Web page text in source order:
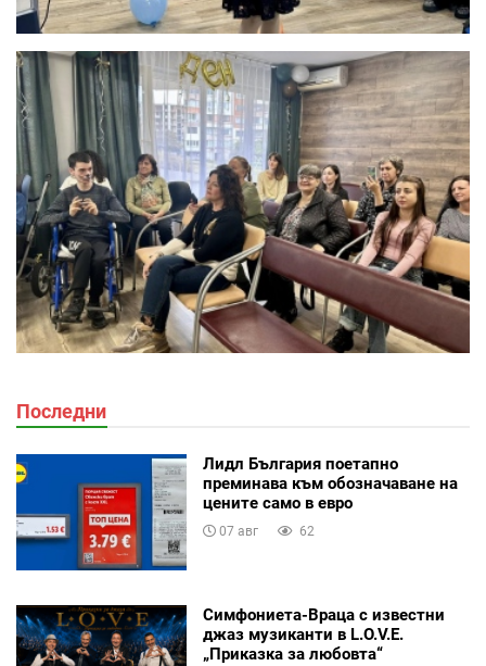
Последни
Лидл България поетапно
преминава към обозначаване на
цените само в евро
07 авг 62
Симфониета-Враца с известни
джаз музиканти в L.O.V.E.
„Приказка за любовта“